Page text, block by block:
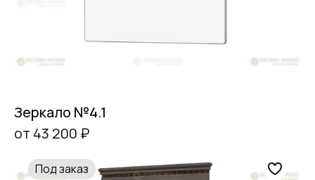
Зеркало №4.1
от 43 200 ₽
Под заказ